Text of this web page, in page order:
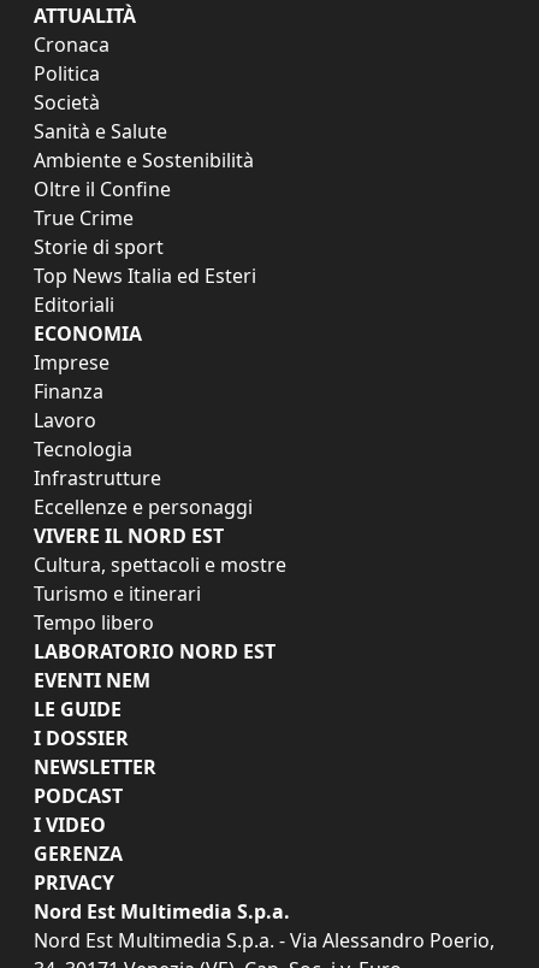
ATTUALITÀ
Cronaca
Politica
Società
Sanità e Salute
Ambiente e Sostenibilità
Oltre il Confine
True Crime
Storie di sport
Top News Italia ed Esteri
Editoriali
ECONOMIA
Imprese
Finanza
Lavoro
Tecnologia
Infrastrutture
Eccellenze e personaggi
VIVERE IL NORD EST
Cultura, spettacoli e mostre
Turismo e itinerari
Tempo libero
LABORATORIO NORD EST
EVENTI NEM
LE GUIDE
I DOSSIER
NEWSLETTER
PODCAST
I VIDEO
GERENZA
PRIVACY
Nord Est Multimedia S.p.a.
Nord Est Multimedia S.p.a. - Via Alessandro Poerio,